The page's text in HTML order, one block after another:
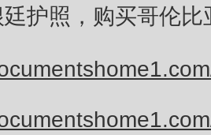
护照，购买哥伦比